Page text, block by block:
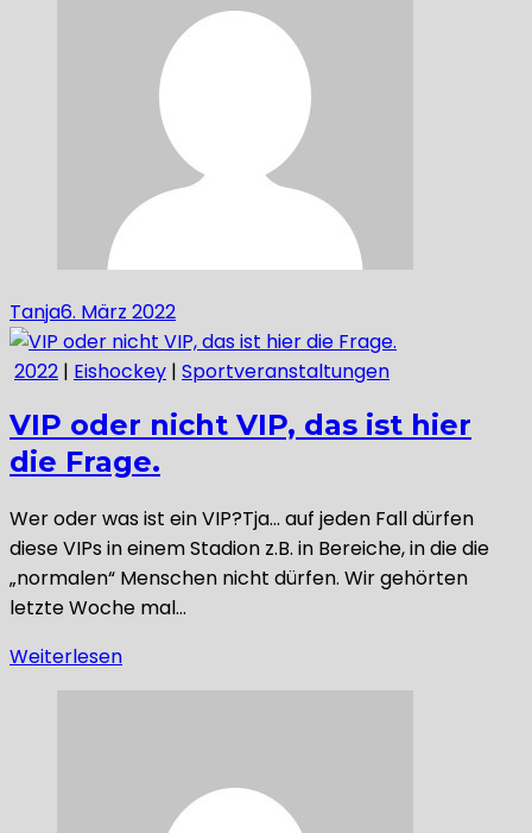
Tanja6. März 2022
2022 | Eishockey | Sportveranstaltungen
VIP oder nicht VIP, das ist hier
die Frage.
Wer oder was ist ein VIP?Tja… auf jeden Fall dürfen
diese VIPs in einem Stadion z.B. in Bereiche, in die die
„normalen“ Menschen nicht dürfen. Wir gehörten
letzte Woche mal…
Weiterlesen